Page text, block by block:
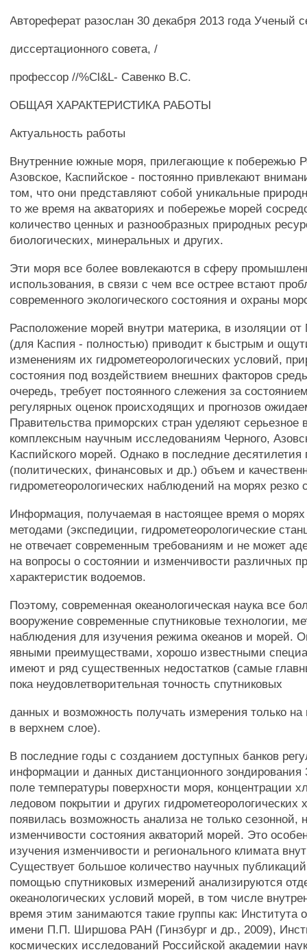
Автореферат разослан 30 декабря 2013 года Ученый
диссертационного совета, /
профессор //%Cl&L- Савенко B.C.
ОБЩАЯ ХАРАКТЕРИСТИКА РАБОТЫ
Актуальность работы
Внутренние южные моря, прилегающие к побережью
Азовское, Каспийское - постоянно привлекают
том, что они представляют собой уникальные
то же время на акваториях и побережье морей
количество ценных и разнообразных природных
биологических, минеральных и других.
Эти моря все более вовлекаются в сферу
использования, в связи с чем все острее встают
современного экологического состояния и охраны
Расположение морей внутри материка, в изоляции от
(для Каспия - полностью) приводит к быстрым и
изменениям их гидрометеорологических условий,
состояния под воздействием внешних факторов
очередь, требует постоянного слежения за
регулярных оценок происходящих и прогнозов
Правительства приморских стран уделяют серьезное
комплексным научным исследованиям Черного,
Каспийского морей. Однако в последние десятилетия
(политических, финансовых и др.) объем и
гидрометеорологических наблюдений на морях резко
Информация, получаемая в настоящее время о
методами (экспедиции, гидрометеорологические
не отвечает современным требованиям и не может
на вопросы о состоянии и изменчивости различных
характеристик водоемов.
Поэтому, современная океанологическая наука все
вооружение современные спутниковые технологии,
наблюдения для изучения режима океанов и морей.
явными преимуществами, хорошо известными
имеют и ряд существенных недостатков (самые
пока неудовлетворительная точность спутниковых
данных и возможность получать измерения только на
в верхнем слое).
В последние годы с созданием доступных банков
информации и данных дистанционного
поле температуры поверхности моря, концентрации
ледовом покрытии и других гидрометеорологических
появилась возможность анализа не только сезонной,
изменчивости состояния акваторий морей. Это
изучения изменчивости и регионального климата
Существует большое количество научных
помощью спутниковых измерений анализируются
океанологических условий морей, в том числе
время этим занимаются такие группы как: Института
имени П.П. Ширшова РАН (Гинзбург и др., 2009),
космических исследований Российской академии